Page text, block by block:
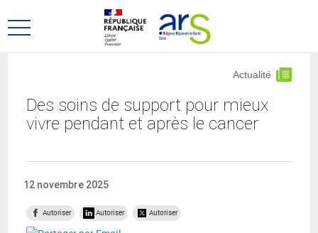
au
menu
au
contenu
Ouvrir
Des soins de support pour mieux
vivre pendant et après le cancer
Actualité
12 novembre 2025
Autoriser Autoriser Autoriser